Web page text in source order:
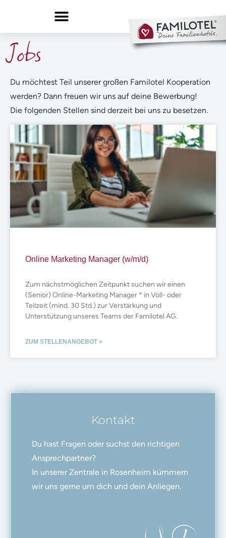
Jobs
Du möchtest Teil unserer großen Familotel Kooperation
werden? Dann freuen wir uns auf deine Bewerbung!
Die folgenden Stellen sind derzeit bei uns zu besetzen.
Online Marketing Manager (w/m/d)
Zum nächstmöglichen Zeitpunkt suchen wir einen
(Senior) Online-Marketing Manager * in Voll- oder
Teilzeit (mind. 30 Std.) zur Verstärkung und
Unterstützung unseres Teams der Familotel AG.
ZUM STELLENANGEBOT »
Kontakt
Du hast Fragen oder suchst den richtigen
Ansprechpartner?
In unserer Zentrale in Rosenheim kümmern
wir uns gerne um dich und dein Anliegen.